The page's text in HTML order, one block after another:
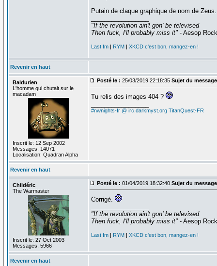
Putain de claque graphique de nom de Zeus.
"If the revolution ain't gon' be televised
Then fuck, I'll probably miss it"- Aesop Rock
Last.fm| RYM| XKCD c'est bon, mangez-en !
Revenir en haut
Baldurien
L'homme qui chutait sur le
macadam
Inscrit le: 12 Sep 2002
Messages: 14071
Localisation: Quadran Alpha
Posté le : 25/03/2019 22:18:35 Sujet du
Tu relis des images 404 ?
#nwnights-fr @ irc.darkmyst.org TitanQuest-FR
Revenir en haut
Childéric
The Warmaster
Inscrit le: 27 Oct 2003
Messages: 5966
Posté le : 01/04/2019 18:32:40 Sujet du
Corrigé.
"If the revolution ain't gon' be televised
Then fuck, I'll probably miss it"- Aesop Rock
Last.fm| RYM| XKCD c'est bon, mangez-en !
Revenir en haut